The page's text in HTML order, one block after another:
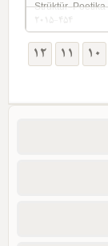
Strüktür-
10
11
12